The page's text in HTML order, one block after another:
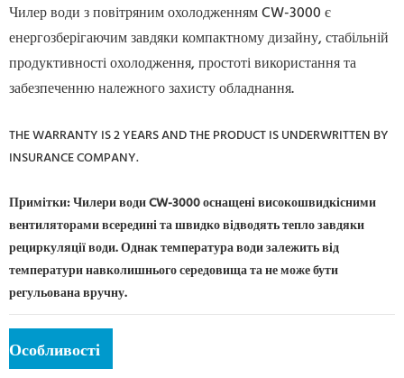
Чилер води з повітряним охолодженням CW-3000 є
енергозберігаючим завдяки компактному дизайну, стабільній
продуктивності охолодження, простоті використання та
забезпеченню належного захисту обладнання.
THE WARRANTY IS 2 YEARS AND THE PRODUCT IS UNDERWRITTEN BY
INSURANCE COMPANY.
Примітки: Чилери води CW-3000 оснащені високошвидкісними
вентиляторами всередині та швидко відводять тепло завдяки
рециркуляції води. Однак температура води залежить від
температури навколишнього середовища та не може бути
регульована вручну.
Особливості